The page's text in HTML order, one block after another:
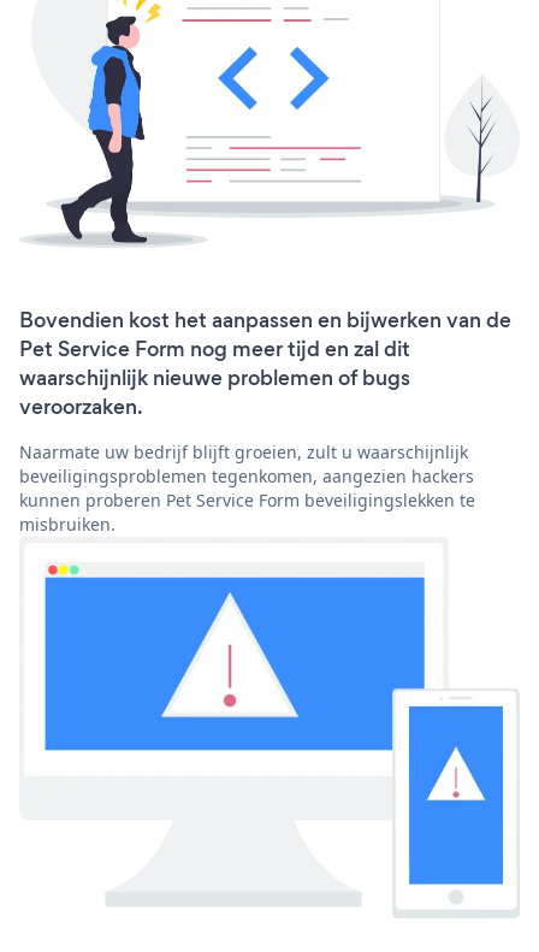
Bovendien kost het aanpassen en bijwerken van de
Pet Service Form nog meer tijd en zal dit
waarschijnlijk nieuwe problemen of bugs
veroorzaken.
Naarmate uw bedrijf blijft groeien, zult u waarschijnlijk
beveiligingsproblemen tegenkomen, aangezien hackers
kunnen proberen Pet Service Form beveiligingslekken te
misbruiken.